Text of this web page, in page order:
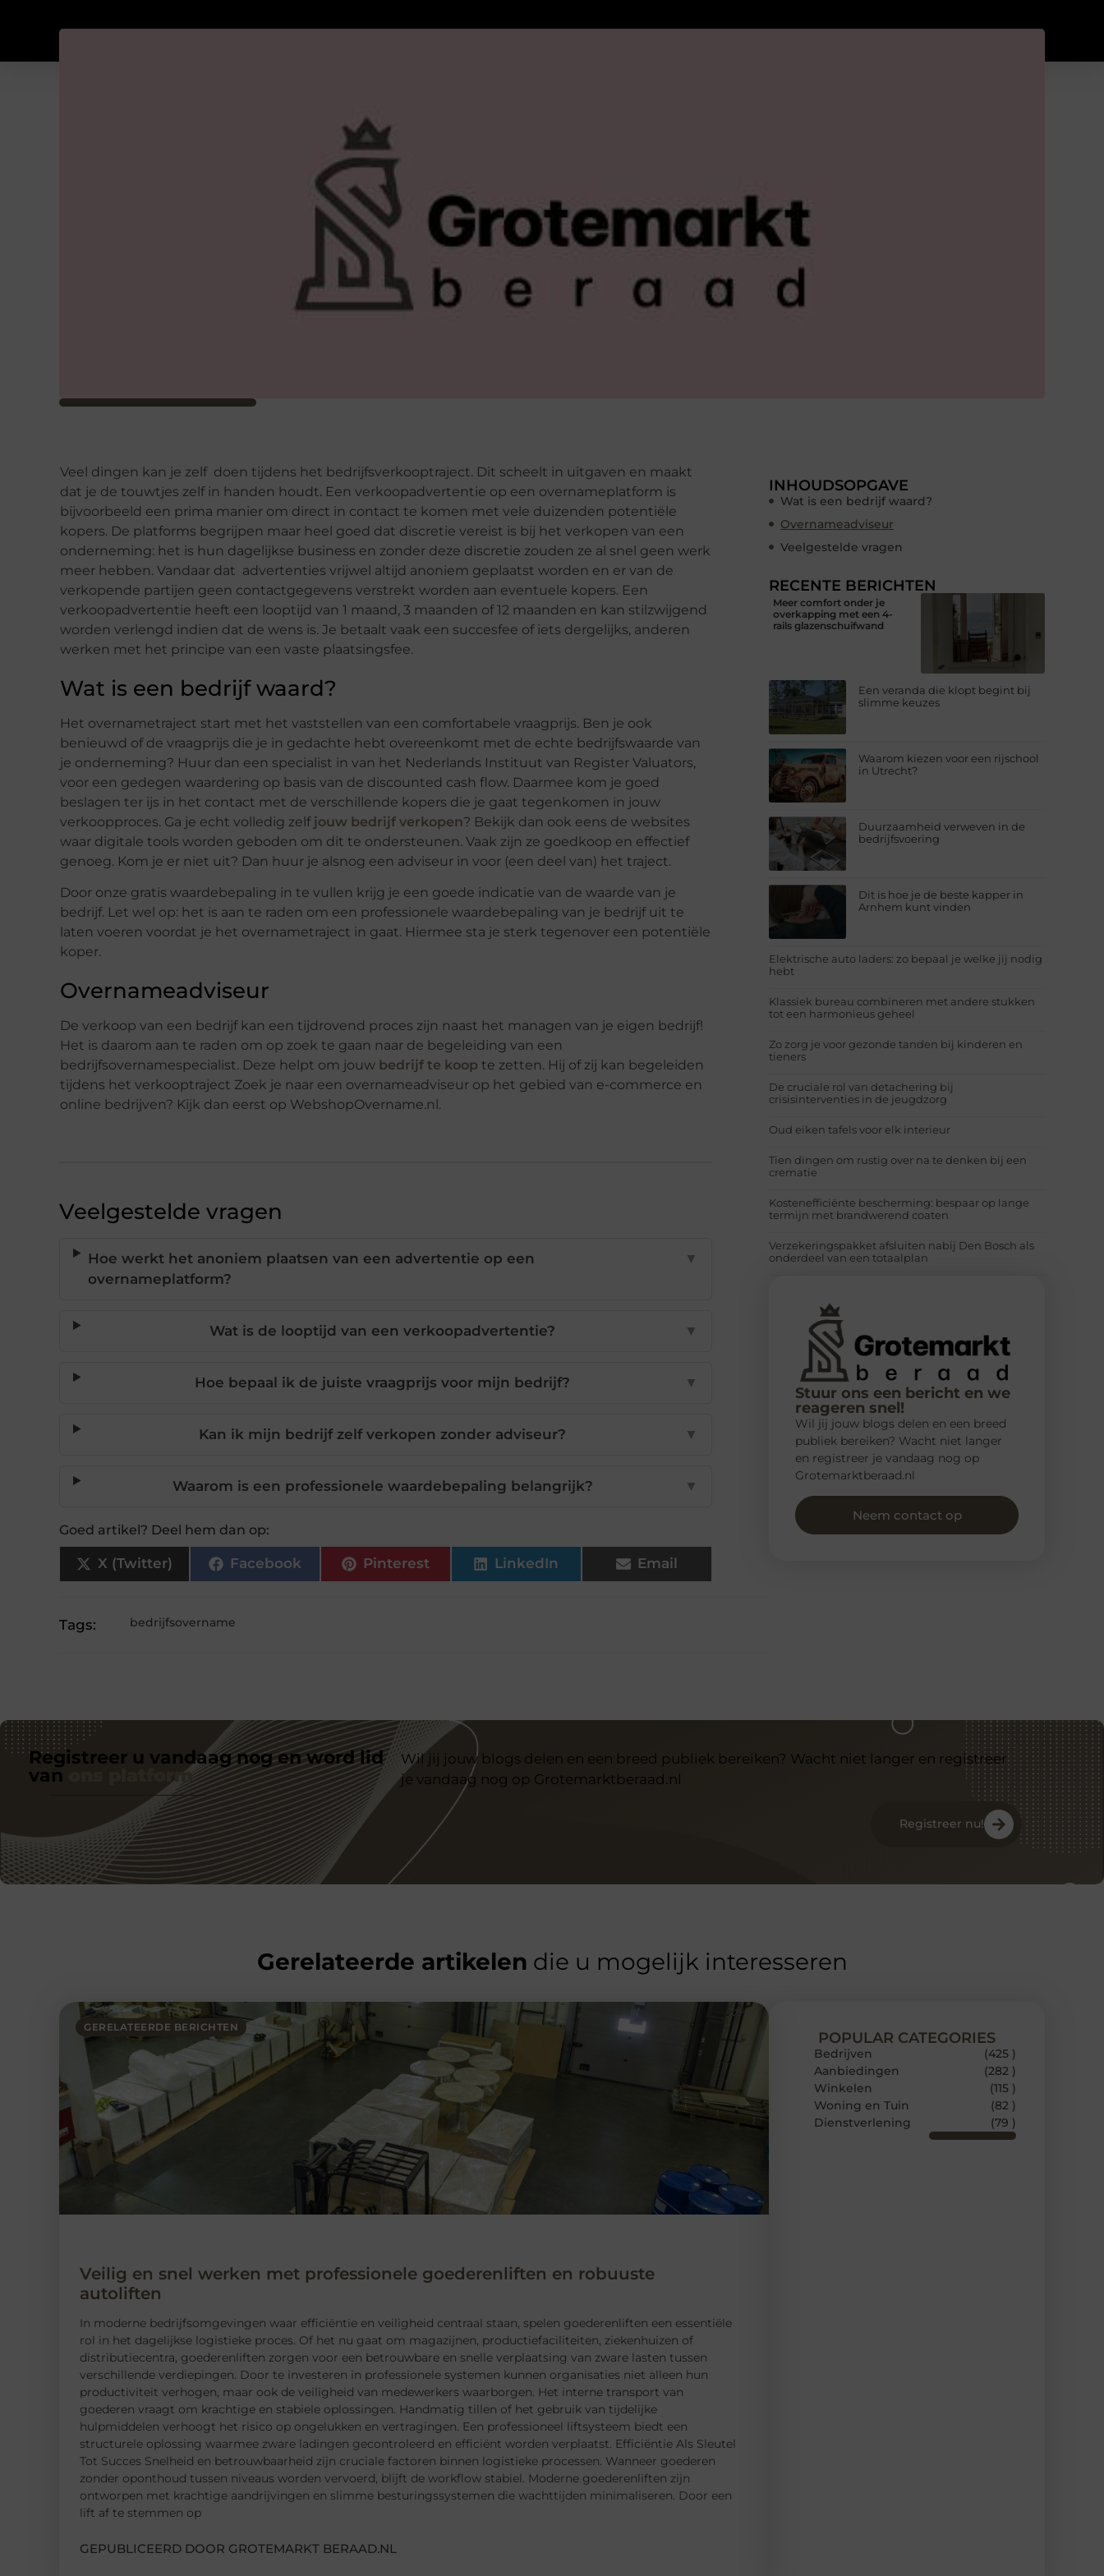
Veel dingen kan je zelf doen tijdens het bedrijfsverkooptraject. Dit scheelt in uitgaven en maakt
dat je de touwtjes zelf in handen houdt. Een verkoopadvertentie op een overnameplatform is
bijvoorbeeld een prima manier om direct in contact te komen met vele duizenden potentiële
kopers. De platforms begrijpen maar heel goed dat discretie vereist is bij het verkopen van een
onderneming: het is hun dagelijkse business en zonder deze discretie zouden ze al snel geen werk
meer hebben. Vandaar dat advertenties vrijwel altijd anoniem geplaatst worden en er van de
verkopende partijen geen contactgegevens verstrekt worden aan eventuele kopers. Een
verkoopadvertentie heeft een looptijd van 1 maand, 3 maanden of 12 maanden en kan stilzwijgend
worden verlengd indien dat de wens is. Je betaalt vaak een succesfee of iets dergelijks, anderen
werken met het principe van een vaste plaatsingsfee.
Wat is een bedrijf waard?
Het overnametraject start met het vaststellen van een comfortabele vraagprijs. Ben je ook
benieuwd of de vraagprijs die je in gedachte hebt overeenkomt met de echte bedrijfswaarde van
je onderneming? Huur dan een specialist in van het Nederlands Instituut van Register Valuators,
voor een gedegen waardering op basis van de discounted cash flow. Daarmee kom je goed
beslagen ter ijs in het contact met de verschillende kopers die je gaat tegenkomen in jouw
verkoopproces. Ga je echt volledig zelf jouw bedrijf verkopen? Bekijk dan ook eens de websites
waar digitale tools worden geboden om dit te ondersteunen. Vaak zijn ze goedkoop en effectief
genoeg. Kom je er niet uit? Dan huur je alsnog een adviseur in voor (een deel van) het traject.
Door onze gratis waardebepaling in te vullen krijg je een goede indicatie van de waarde van je
bedrijf. Let wel op: het is aan te raden om een professionele waardebepaling van je bedrijf uit te
laten voeren voordat je het overnametraject in gaat. Hiermee sta je sterk tegenover een potentiële
koper.
Overnameadviseur
De verkoop van een bedrijf kan een tijdrovend proces zijn naast het managen van je eigen bedrijf!
Het is daarom aan te raden om op zoek te gaan naar de begeleiding van een
bedrijfsovernamespecialist. Deze helpt om jouw bedrijf te koop te zetten. Hij of zij kan begeleiden
tijdens het verkooptraject Zoek je naar een overnameadviseur op het gebied van e-commerce en
online bedrijven? Kijk dan eerst op WebshopOvername.nl.
Veelgestelde vragen
Hoe werkt het anoniem plaatsen van een advertentie op een
overnameplatform?
▼
Wat is de looptijd van een verkoopadvertentie? ▼
Hoe bepaal ik de juiste vraagprijs voor mijn bedrijf? ▼
Kan ik mijn bedrijf zelf verkopen zonder adviseur? ▼
Waarom is een professionele waardebepaling belangrijk? ▼
Goed artikel? Deel hem dan op:
X (Twitter) Facebook Pinterest LinkedIn Email
Tags: bedrijfsovername
INHOUDSOPGAVE
Wat is een bedrijf waard?
Overnameadviseur
Veelgestelde vragen
RECENTE BERICHTEN
Meer comfort onder je
overkapping met een 4-
rails glazenschuifwand
Een veranda die klopt begint bij
slimme keuzes
Waarom kiezen voor een rijschool
in Utrecht?
Duurzaamheid verweven in de
bedrijfsvoering
Dit is hoe je de beste kapper in
Arnhem kunt vinden
Elektrische auto laders: zo bepaal je welke jij nodig
hebt
Klassiek bureau combineren met andere stukken
tot een harmonieus geheel
Zo zorg je voor gezonde tanden bij kinderen en
tieners
De cruciale rol van detachering bij
crisisinterventies in de jeugdzorg
Oud eiken tafels voor elk interieur
Tien dingen om rustig over na te denken bij een
crematie
Kostenefficiënte bescherming: bespaar op lange
termijn met brandwerend coaten
Verzekeringspakket afsluiten nabij Den Bosch als
onderdeel van een totaalplan
Stuur ons een bericht en we
reageren snel!
Wil jij jouw blogs delen en een breed
publiek bereiken? Wacht niet langer
en registreer je vandaag nog op
Grotemarktberaad.nl
Neem contact op
Registreer u vandaag nog en word lid
van
ons platform
Wil jij jouw blogs delen en een breed publiek bereiken? Wacht niet langer en registreer
je vandaag nog op Grotemarktberaad.nl
Registreer nu!
Gerelateerde artikelen die u mogelijk interesseren
GERELATEERDE BERICHTEN
Veilig en snel werken met professionele goederenliften en robuuste
autoliften
In moderne bedrijfsomgevingen waar efficiëntie en veiligheid centraal staan, spelen goederenliften een essentiële
rol in het dagelijkse logistieke proces. Of het nu gaat om magazijnen, productiefaciliteiten, ziekenhuizen of
distributiecentra, goederenliften zorgen voor een betrouwbare en snelle verplaatsing van zware lasten tussen
verschillende verdiepingen. Door te investeren in professionele systemen kunnen organisaties niet alleen hun
productiviteit verhogen, maar ook de veiligheid van medewerkers waarborgen. Het interne transport van
goederen vraagt om krachtige en stabiele oplossingen. Handmatig tillen of het gebruik van tijdelijke
hulpmiddelen verhoogt het risico op ongelukken en vertragingen. Een professioneel liftsysteem biedt een
structurele oplossing waarmee zware ladingen gecontroleerd en efficiënt worden verplaatst. Efficiëntie Als Sleutel
Tot Succes Snelheid en betrouwbaarheid zijn cruciale factoren binnen logistieke processen. Wanneer goederen
zonder oponthoud tussen niveaus worden vervoerd, blijft de workflow stabiel. Moderne goederenliften zijn
ontworpen met krachtige aandrijvingen en slimme besturingssystemen die wachttijden minimaliseren. Door een
lift af te stemmen op
GEPUBLICEERD DOOR GROTEMARKT BERAAD.NL
POPULAR CATEGORIES
Bedrijven
(425 )
Aanbiedingen
(282 )
Winkelen
(115 )
Woning en Tuin
(82 )
Dienstverlening
(79 )